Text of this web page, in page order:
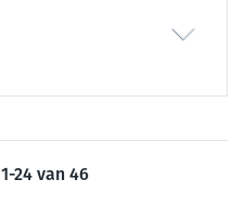
1-24van 46